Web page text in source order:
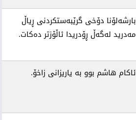
بارشەلۆنا دۆخی گرێبەستکردنی ڕیاڵ
مەدرید لەگەڵ ڕۆدریدا ئاڵۆزتر دەکات.
ئاکام هاشم بوو بە یاریزانی زاخۆ.